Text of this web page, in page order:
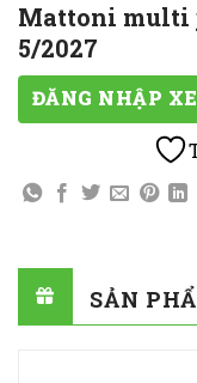
Mattoni multi
5/2027
ĐĂNG NHẬP
SẢN